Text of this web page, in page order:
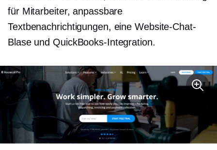
für Mitarbeiter, anpassbare
Textbenachrichtigungen, eine Website-Chat-
Blase und QuickBooks-Integration.